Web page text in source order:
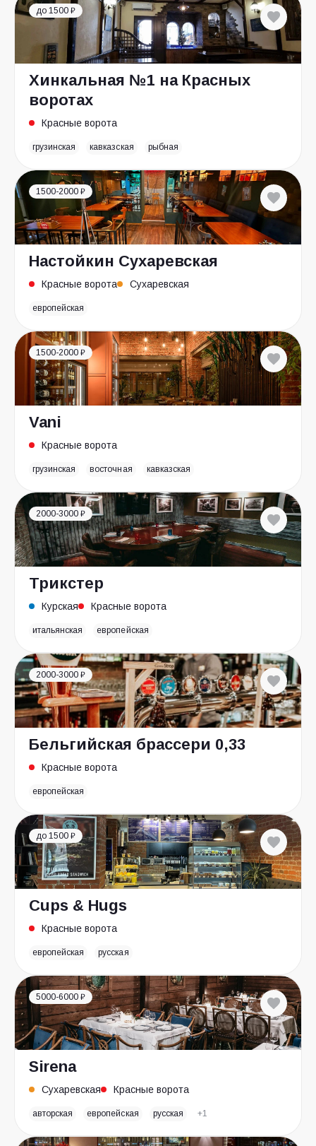
до 1500 ₽
Хинкальная №1 на Красных
воротах
Красные ворота
грузинская кавказская рыбная
1500-2000 ₽
Настойкин Сухаревская
Красные ворота Сухаревская
европейская
1500-2000 ₽
Vani
Красные ворота
грузинская восточная кавказская
2000-3000 ₽
Трикстер
Курская Красные ворота
итальянская европейская
2000-3000 ₽
Бельгийская брассери 0,33
Красные ворота
европейская
до 1500 ₽
Cups & Hugs
Красные ворота
европейская русская
5000-6000 ₽
Sirena
Сухаревская Красные ворота
авторская европейская русская +1